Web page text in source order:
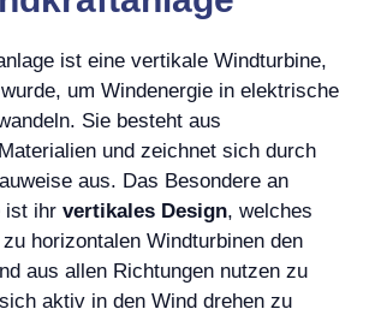
ist eine vertikale Windturbine,
um Windenergie in elektrische
Sie besteht aus
und zeichnet sich durch
aus. Das Besondere an
ist ihr vertikales Design, welches
horizontalen Windturbinen den
aus allen Richtungen nutzen zu
aktiv in den Wind drehen zu